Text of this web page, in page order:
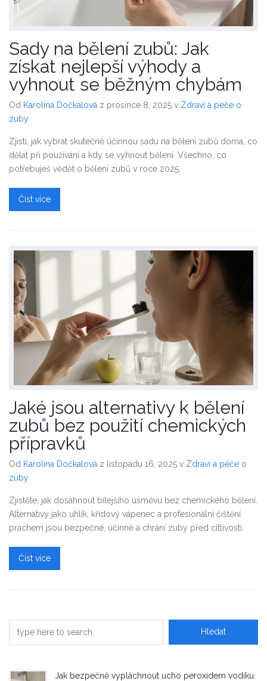
Sady na bělení zubů: Jak
získat nejlepší výhody a
vyhnout se běžným chybám
Od Karolína Dočkalová z prosince 8, 2025 v Zdraví a péče o
zuby
Zjisti, jak vybrat skutečně účinnou sadu na bělení zubů doma, co
dělat při používání a kdy se vyhnout bělení. Všechno, co
potřebuješ vědět o bělení zubů v roce 2025.
Číst více
Jaké jsou alternativy k bělení
zubů bez použití chemických
přípravků
Od Karolína Dočkalová z listopadu 16, 2025 v Zdraví a péče o
zuby
Zjistěte, jak dosáhnout bílejšího úsměvu bez chemického bělení.
Alternativy jako uhlík, křídový vápenec a profesionální čištění
prachem jsou bezpečné, účinné a chrání zuby před citlivostí.
Číst více
Jak bezpečně vypláchnout ucho peroxidem vodíku: